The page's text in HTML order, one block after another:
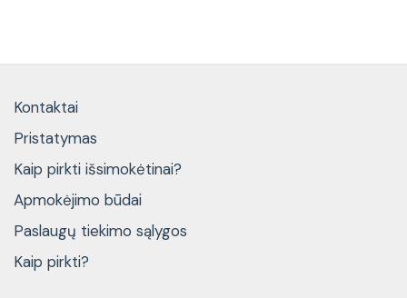
Kontaktai
Pristatymas
Kaip pirkti išsimokėtinai?
Apmokėjimo būdai
Paslaugų tiekimo sąlygos
Kaip pirkti?